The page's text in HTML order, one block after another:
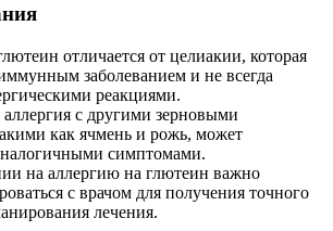
отличается от целиакии, которая
заболеванием и не всегда
реакциями.
аллергия с другими зерновыми
как ячмень и рожь, может
симптомами.
на аллергию на глютеин важно
с врачом для получения точного
лечения.